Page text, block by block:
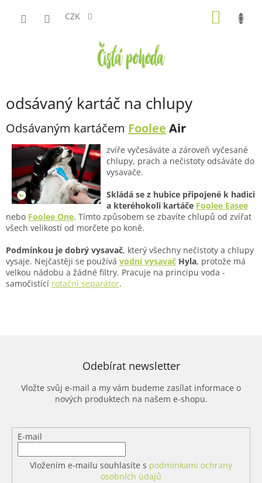
CZK
odsávaný kartáč na chlupy
Odsávaným kartáčem Foolee Air
zvíře vyčesáváte a zároveň vyčesané
chlupy, prach a nečistoty odsáváte do
vysavače.
Skládá se z hubice připojené k hadici
a kteréhokoli kartáče Foolee Easee
nebo Foolee One. Tímto způsobem se zbavíte chlupů od zvířat
všech velikostí od morčete po koně.
Podmínkou je dobrý vysavač, který všechny nečistoty a chlupy
vysaje. Nejčastěji se používá vodní vysavač Hyla, protože má
velkou nádobu a žádné filtry. Pracuje na principu voda -
samočistící rotační separátor.
Odebírat newsletter
Vložte svůj e-mail a my vám budeme zasílat informace o
nových produktech na našem e-shopu.
E-mail
Vložením e-mailu souhlasíte s podmínkami ochrany
osobních údajů